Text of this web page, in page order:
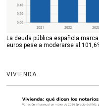
La deuda pública española
euros pese a moderarse al
VIVIENDA